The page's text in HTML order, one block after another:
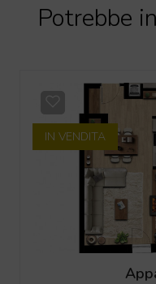
Potrebbe
IN VENDITA